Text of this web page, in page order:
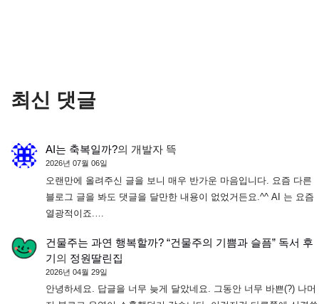
최신 댓글
AI는 축복일까?의 개발자 뜩
2026년 07월 06일
오랜만에 올려주신 글을 보니 매우 반가운 마음입니다. 요즘 다른
블로그 글을 봐도 댓글을 달만한 내용이 없었거든요.^^ AI 는 요즘
열광적이죠.…
건물주는 과연 행복할까? “건물주의 기쁨과 슬픔” 독서 후
기의 정원딸린집
2026년 04월 29일
안녕하세요. 답글을 너무 늦게 달았네요. 그동안 너무 바쁜(?) 나머